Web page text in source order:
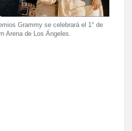
Grammy se celebrará el 1° de
Arena de Los Ángeles.